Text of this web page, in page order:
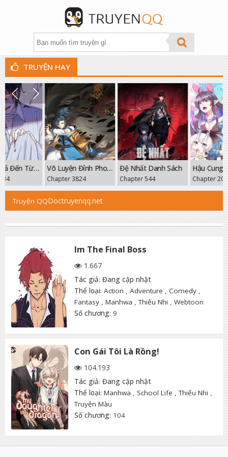
THỂ LOẠI
XẾP HẠNG
TÌM TRUYỆN
THEO DÕI
GROUP
FANPAGE
TRUYỆN HAY
Cường Giả Đến Từ Trại Tâm Thần Võ Luyện Đỉnh Phong
Chapter 3824
Đệ Nhất Danh Sách
Chapter 544 Chapter 209
Truyện QQDoctruyenqq.net
Im The Final Boss
1.667
Tác giả: Đang cập nhật
Thể loại: Action , Adventure , Comedy ,
Fantasy , Manhwa ,Thiếu Nhi , Webtoon
Số chương: 9
Con Gái Tôi Là Rồng!
104.193
Tác giả: Đang cập nhật
Thể loại: Manhwa , School Life ,Thiếu Nhi ,
Truyện Màu
Số chương: 104